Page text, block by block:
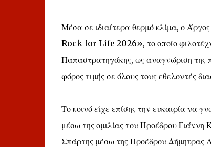
Μέσα σε ιδιαίτερα θερμό κλίμα, ο
Rock for Life 2026», το οποίο
Παπαστρατηγάκης, ως αναγνώριση της
φόρος τιμής σε όλους τους εθελοντές
Το κοινό είχε επίσης την ευκαιρία να
μέσω της ομιλίας του Προέδρου
Σπάρτης μέσω της Προέδρου Δήμητρας